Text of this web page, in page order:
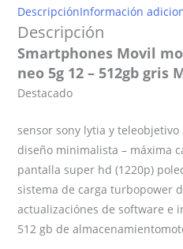
neo
5g
12
-
cantidad
DescripciónInformación
Descripción
Smartphones Movil
neo 5g 12 – 512gb gris
Destacado
sensor sony lytia y teleobjetivo
diseño minimalista – máxima
pantalla super hd (1220p)
sistema de carga turbopower
actualizaciónes de software e
512 gb de